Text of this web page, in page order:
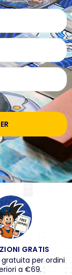
GRATIS
per ordini
a €69.